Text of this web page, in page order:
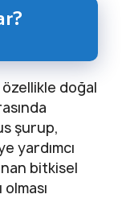
doğal
şurup,
yardımcı
bitkisel